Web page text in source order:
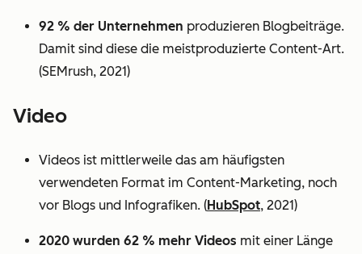
92 % der Unternehmen produzieren Blogbeiträge.
Damit sind diese die meistproduzierte Content-Art.
(SEMrush, 2021)
Video
Videos ist mittlerweile das am häufigsten
verwendeten Format im Content-Marketing, noch
vor Blogs und Infografiken. (HubSpot, 2021)
2020 wurden 62 % mehr Videos mit einer Länge